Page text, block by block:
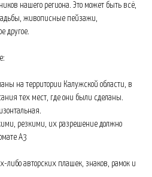
нашего региона. Это может быть всё,
живописные пейзажи,
другое.
на территории Калужской области, в
тех мест, где они были сделаны.
резкими, их разрешение должно
А3
либо авторских плашек, знаков, рамок и